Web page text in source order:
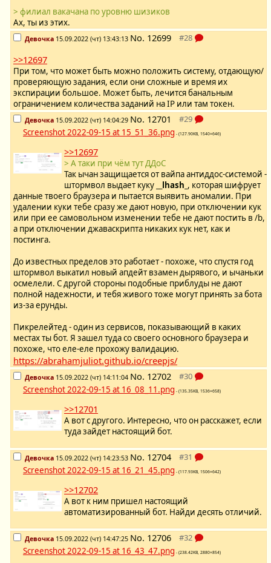
> филиал вакачана по уровню шизиков
Ах, ты из этих.
Девочка 15.09.2022 (чт) 13:43:13 No. 12699
>>12697
При том, что может быть можно положить систему, отдающую/
проверяющую задания, если они сложные и время их
экспирации большое. Может быть, лечится банальным
ограничением количества заданий на IP или там токен.
Девочка 15.09.2022 (чт) 14:04:29 No. 12701
Screenshot 2022-09-15 at 15_51_36.png - (127.90KB, 1540×646)
>>12697
> А таки при чём тут ДДоС
Так ычан защищается от вайпа антиддос-системой -
штормвол выдает куку
__lhash_ , которая шифрует
данные твоего браузера и пытается выявить аномалии. При
удалении куки тебе сразу же дают новую, при отключении кук
или при ее самовольном изменении тебе не дают постить в /b,
а при отключении джаваскрипта никаких кук нет, как и
постинга.
До известных пределов это работает - похоже, что спустя год
штормвол выкатил новый апдейт взамен дырявого, и ычаньки
осмелели. С другой стороны подобные приблуды не дают
полной надежности, и тебя живого тоже могут принять за бота
из-за ерунды.
Пикрелейтед - один из сервисов, показывающий в каких
местах ты бот. Я зашел туда со своего основного браузера и
похоже, что еле-еле прохожу валидацию.
https://abrahamjuliot.github.io/creepjs/
Девочка 15.09.2022 (чт) 14:11:04 No. 12702
Screenshot 2022-09-15 at 16_08_11.png - (135.35KB, 1536×658)
>>12701
А вот с другого. Интересно, что он расскажет, если
туда зайдет настоящий бот.
Девочка 15.09.2022 (чт) 14:23:53 No. 12704
Screenshot 2022-09-15 at 16_21_45.png - (117.93KB, 1506×642)
>>12702
А вот к ним пришел настоящий
автоматизированный бот. Найди десять отличий.
Девочка 15.09.2022 (чт) 14:47:25 No. 12706
Screenshot 2022-09-15 at 16_43_47.png - (238.42KB, 2880×854)